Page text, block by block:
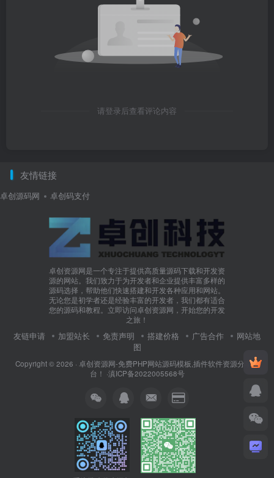
请登录后查看评论内容
友情链接
卓创源码网 卓创码支付
卓创资源网是一个专注于提供高质量源码下载和开发资
源的网站。我们致力于为开发者和企业提供丰富多样的
源码选择，帮助他们快速搭建和开发各种应用和网站。
无论您是初学者还是经验丰富的开发者，我们都有适合
您的源码和教程。立即访问卓创资源网，开始您的开发
之旅！
友链申请 加盟站长 免责声明 搭建价格 广告合作
网站地
图
Copyright © 2026 · 卓创资源网-免费PHP网站源码模板,插件软件资源分享平
台！ ·滇ICP备2022005568号